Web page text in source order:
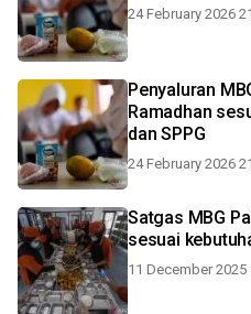
24 February 2026
Penyaluran
Ramadhan
dan SPPG
24 February 2026
Satgas MBG
sesuai
11 December 2025